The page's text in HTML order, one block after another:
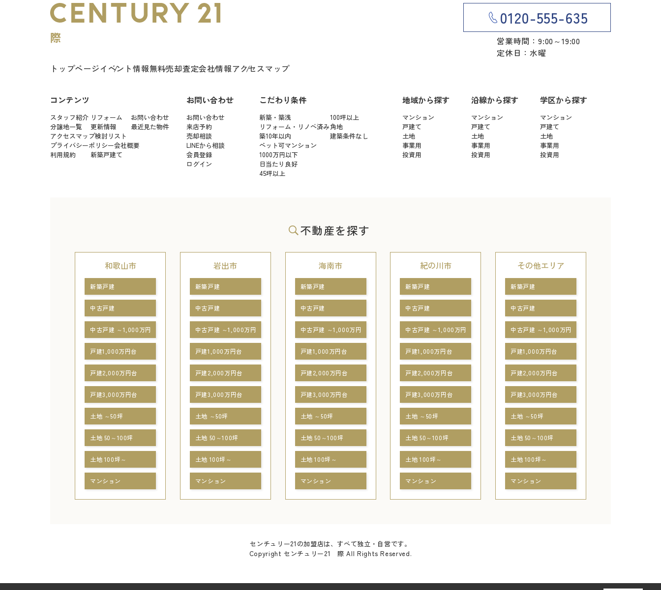
トップページイベント情報無料売却査定会社情報アクセスマップ
0120-555-635
営業時間：9:00～19:00
定休日：水曜
コンテンツ
スタッフ紹介 リフォーム
お問い合わせ
分譲地一覧
更新情報
最近見た物件
アクセスマップ検討リスト
プライバシーポリシー会社概要
利用規約
新築戸建て
お問い合わせ
お問い合わせ
来店予約
売却相談
LINEから相談
会員登録
ログイン
こだわり条件
新築・築浅
100坪以上
リフォーム・リノベ済み角地
築10年以内
建築条件なし
ペット可マンション
1000万円以下
日当たり良好
45坪以上
地域から探す
マンション
戸建て
土地
事業用
投資用
沿線から探す
マンション
戸建て
土地
事業用
投資用
学区から探す
マンション
戸建て
土地
事業用
投資用
不動産を探す
和歌山市
新築戸建
中古戸建
中古戸建 ～1,000万円
戸建1,000万円台
戸建2,000万円台
戸建3,000万円台
土地 ～50坪
土地 50～100坪
土地 100坪～
マンション
岩出市
新築戸建
中古戸建
中古戸建 ～1,000万円
戸建1,000万円台
戸建2,000万円台
戸建3,000万円台
土地 ～50坪
土地 50～100坪
土地 100坪～
マンション
海南市
新築戸建
中古戸建
中古戸建 ～1,000万円
戸建1,000万円台
戸建2,000万円台
戸建3,000万円台
土地 ～50坪
土地 50～100坪
土地 100坪～
マンション
紀の川市
新築戸建
中古戸建
中古戸建 ～1,000万円
戸建1,000万円台
戸建2,000万円台
戸建3,000万円台
土地 ～50坪
土地 50～100坪
土地 100坪～
マンション
その他エリア
新築戸建
中古戸建
中古戸建 ～1,000万円
戸建1,000万円台
戸建2,000万円台
戸建3,000万円台
土地 ～50坪
土地 50～100坪
土地 100坪～
マンション
センチュリー21の加盟店は、すべて独立・自営です。
Copyright センチュリー21 際 All Rights Reserved.